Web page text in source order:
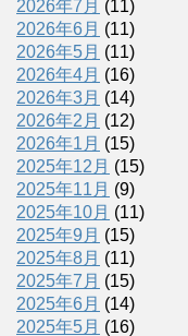
2026年7月 (11)
2026年6月 (11)
2026年5月 (11)
2026年4月 (16)
2026年3月 (14)
2026年2月 (12)
2026年1月 (15)
2025年12月 (15)
2025年11月 (9)
2025年10月 (11)
2025年9月 (15)
2025年8月 (11)
2025年7月 (15)
2025年6月 (14)
2025年5月 (16)